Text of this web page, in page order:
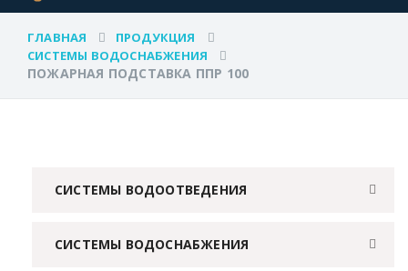
ГЛАВНАЯ
ПРОДУКЦИЯ
СИСТЕМЫ ВОДОСНАБЖЕНИЯ
ПОЖАРНАЯ ПОДСТАВКА ППР 100
СИСТЕМЫ ВОДООТВЕДЕНИЯ
СИСТЕМЫ ВОДОСНАБЖЕНИЯ